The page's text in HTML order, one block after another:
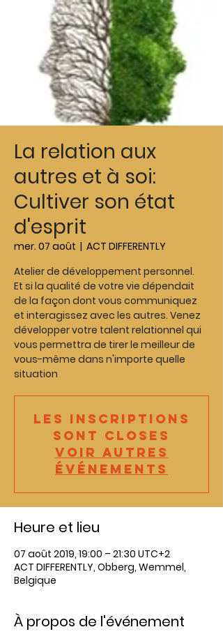
La relation aux
autres et à soi:
Cultiver son état
d'esprit
mer. 07 août
  |
ACT DIFFERENTLY
Atelier de développement personnel.
Et si la qualité de votre vie dépendait
de la façon dont vous communiquez
et interagissez avec les autres. Venez
développer votre talent relationnel qui
vous permettra de tirer le meilleur de
vous-même dans n'importe quelle
Les inscriptions
sont closes
Voir autres
événements
Heure et lieu
07 août 2019, 19:00 – 21:30 UTC+2
ACT DIFFERENTLY, Obberg, Wemmel,
Belgique
À propos de l'événement